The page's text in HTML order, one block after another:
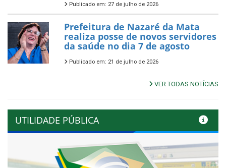
Publicado em: 27 de julho de 2026
Prefeitura de Nazaré da Mata
realiza posse de novos servidores
da saúde no dia 7 de agosto
Publicado em: 21 de julho de 2026
VER TODAS NOTÍCIAS
UTILIDADE PÚBLICA